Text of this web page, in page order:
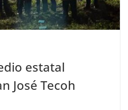
estatal
José Tecoh